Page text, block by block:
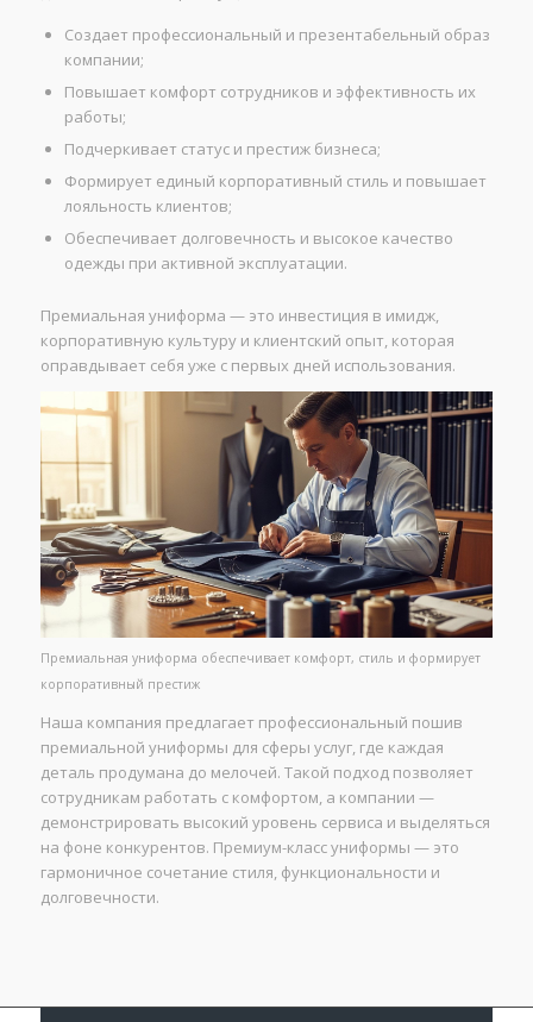
Создает профессиональный и презентабельный образ
компании;
Повышает комфорт сотрудников и эффективность их
работы;
Подчеркивает статус и престиж бизнеса;
Формирует единый корпоративный стиль и повышает
лояльность клиентов;
Обеспечивает долговечность и высокое качество
одежды при активной эксплуатации.
Премиальная униформа — это инвестиция в имидж,
корпоративную культуру и клиентский опыт, которая
оправдывает себя уже с первых дней использования.
Премиальная униформа обеспечивает комфорт, стиль и формирует
корпоративный престиж
Наша компания предлагает профессиональный пошив
премиальной униформы для сферы услуг, где каждая
деталь продумана до мелочей. Такой подход позволяет
сотрудникам работать с комфортом, а компании —
демонстрировать высокий уровень сервиса и выделяться
на фоне конкурентов. Премиум-класс униформы — это
гармоничное сочетание стиля, функциональности и
долговечности.